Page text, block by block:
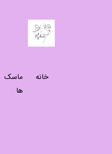
خانه
ماسک
ها